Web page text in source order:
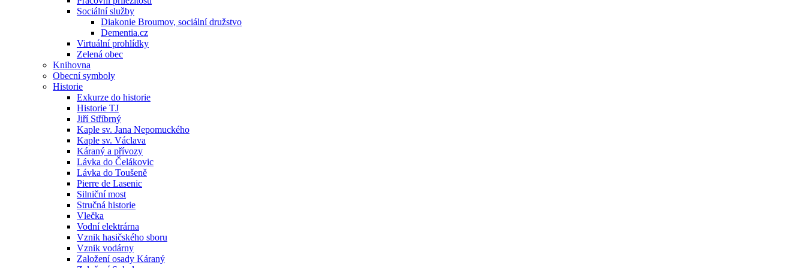
Sociální služby
Diakonie Broumov, sociální družstvo
Dementia.cz
Virtuální prohlídky
Zelená obec
Knihovna
Obecní symboly
Historie
Exkurze do historie
Historie TJ
Jiří Stříbrný
Kaple sv. Jana Nepomuckého
Kaple sv. Václava
Káraný a přívozy
Lávka do Čelákovic
Lávka do Toušeně
Pierre de Lasenic
Silniční most
Stručná historie
Vlečka
Vodní elektrárna
Vznik hasičského sboru
Vznik vodárny
Založení osady Káraný